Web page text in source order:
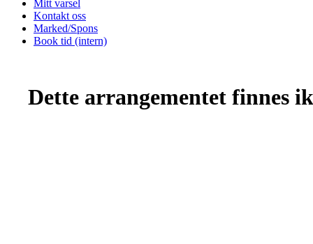
Mitt varsel
Kontakt oss
Marked/Spons
Book tid (intern)
Dette arrangementet finnes